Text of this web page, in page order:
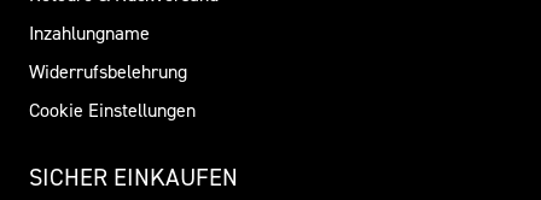
Inzahlungname
Widerrufsbelehrung
Cookie Einstellungen
SICHER EINKAUFEN